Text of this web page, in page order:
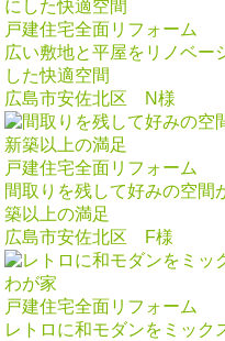
戸建住宅全面リフォーム
広い敷地と平屋をリノベ
した快適空間
広島市安佐北区 N様
戸建住宅全面リフォーム
間取りを残して好みの空
築以上の満足
広島市安佐北区 F様
戸建住宅全面リフォーム
レトロに和モダンをミック